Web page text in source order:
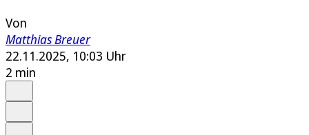
Von
Matthias Breuer
22.11.2025, 10:03 Uhr
2 min